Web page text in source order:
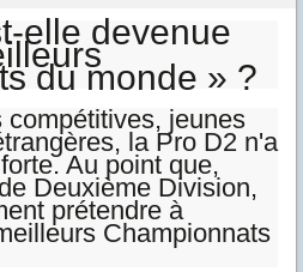
elle devenue
du monde » ?
compétitives, jeunes
la Pro D2 n'a
Au point que,
Deuxième Division,
prétendre à
Championnats